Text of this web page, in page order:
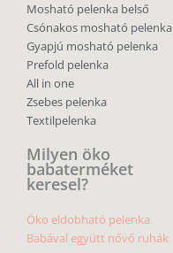
Mosható pelenka belső
Csónakos mosható pelenka
Gyapjú mosható pelenka
Prefold pelenka
All in one
Zsebes pelenka
Textilpelenka
Milyen öko
babaterméket
keresel?
Öko eldobható pelenka
Babával együtt nővő ruhák